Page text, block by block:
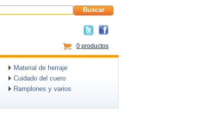
Buscar
0 productos
Material de herraje
Cuidado del cuero
Ramplones y varios